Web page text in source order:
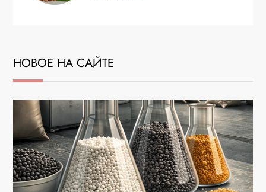
НОВОЕ НА САЙТЕ